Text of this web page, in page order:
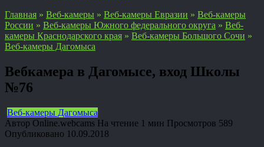
Главная » Веб-камеры » Веб-камеры Евразии » Веб-камеры
России » Веб-камеры Южного федерального округа » Веб-
камеры Краснодарского края » Веб-камеры Большого Сочи »
Веб-камеры Дагомыса
Вебкамера в Дагомысе, вход Школы
№76
Веб-камеры Дагомыса
Автор Online.webcams На чтение 1 мин Просмотров 589
Опубликовано 10.09.2018